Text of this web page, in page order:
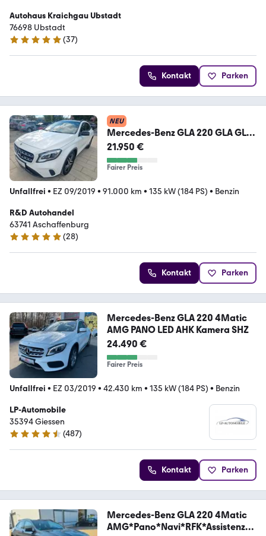
Autohaus Kraichgau Ubstadt
76698 Ubstadt
5 Sterne
(37)
Kontakt Parken
NEU
Mercedes-Benz GLA 220 GLA GLA
220 4Matic LED
21.950 €
Fairer Preis
Unfallfrei • EZ 09/2019 • 91.000 km • 135 kW (184 PS) • Benzin
R&D Autohandel
63741 Aschaffenburg
5 Sterne
(28)
Kontakt Parken
Mercedes-Benz GLA 220 4Matic
AMG PANO LED AHK Kamera SHZ
24.490 €
Fairer Preis
Unfallfrei • EZ 03/2019 • 42.430 km • 135 kW (184 PS) • Benzin
LP-Automobile
35394 Giessen
4.7 Sterne
(487)
Kontakt Parken
Mercedes-Benz GLA 220 4Matic
AMG*Pano*Navi*RFK*Assistenzp